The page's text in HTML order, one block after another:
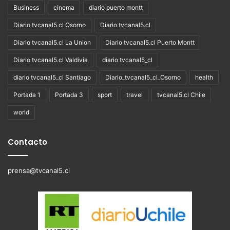
Business cinema diario puerto montt
Diario tvcanal5 cl Osorno Diario tvcanal5.cl
Diario tvcanal5.cl La Union Diario tvcanal5.cl Puerto Montt
Diario tvcanal5.cl Valdivia diario tvcanal5_cl
diario tvcanal5_cl Santiago Diario_tvcanal5_cl_Osorno health
Portada 1 Portada 3 sport travel tvcanal5.cl Chile
world
Contacto
prensa@tvcanal5.cl